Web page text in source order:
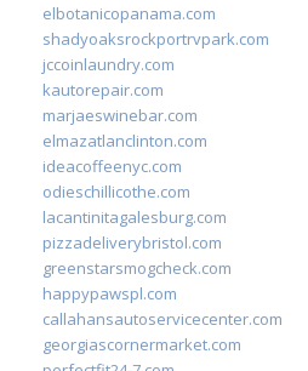
elbotanicopanama.com
shadyoaksrockportrvpark.com
jccoinlaundry.com
kautorepair.com
marjaeswinebar.com
elmazatlanclinton.com
ideacoffeenyc.com
odieschillicothe.com
lacantinitagalesburg.com
pizzadeliverybristol.com
greenstarsmogcheck.com
happypawspl.com
callahansautoservicecenter.com
georgiascornermarket.com